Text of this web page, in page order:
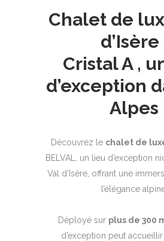
Chalet de
d’Isère
Cristal A ,
d’exception
Alpes
Découvrez le chalet de
BELVAL, un lieu d’exception
Val d’Isère, offrant une
l’élégance
Déployé sur plus de 300
d’exception peut accueillir